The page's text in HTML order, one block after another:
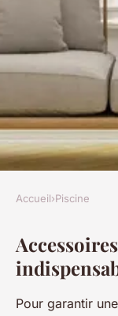
Les
pour
Accueil›Piscine
Pour garantir une